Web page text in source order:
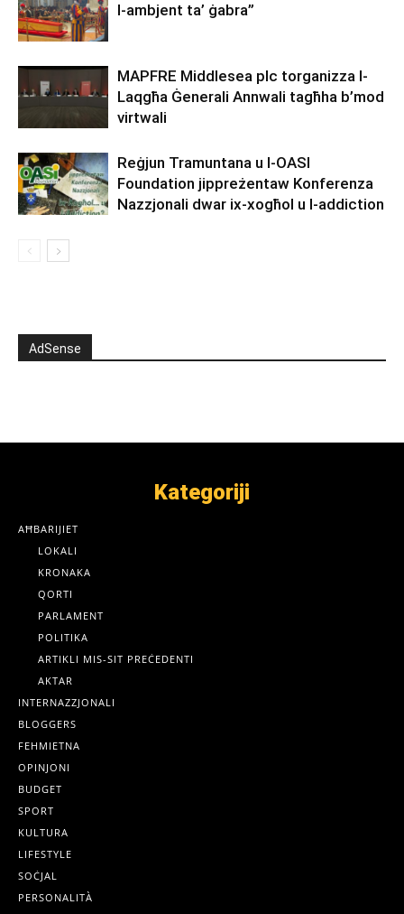
l-ambjent ta’ ġabra”
MAPFRE Middlesea plc torganizza l-
Laqgħa Ġenerali Annwali tagħha b’mod
virtwali
Reġjun Tramuntana u l-OASI
Foundation jippreżentaw Konferenza
Nazzjonali dwar ix-xogħol u l-addiction
AdSense
Kategoriji
AĦBARIJIET
LOKALI
KRONAKA
QORTI
PARLAMENT
POLITIKA
ARTIKLI MIS-SIT PREĊEDENTI
AKTAR
INTERNAZZJONALI
BLOGGERS
FEHMIETNA
OPINJONI
BUDGET
SPORT
KULTURA
LIFESTYLE
SOĊJAL
PERSONALITÀ